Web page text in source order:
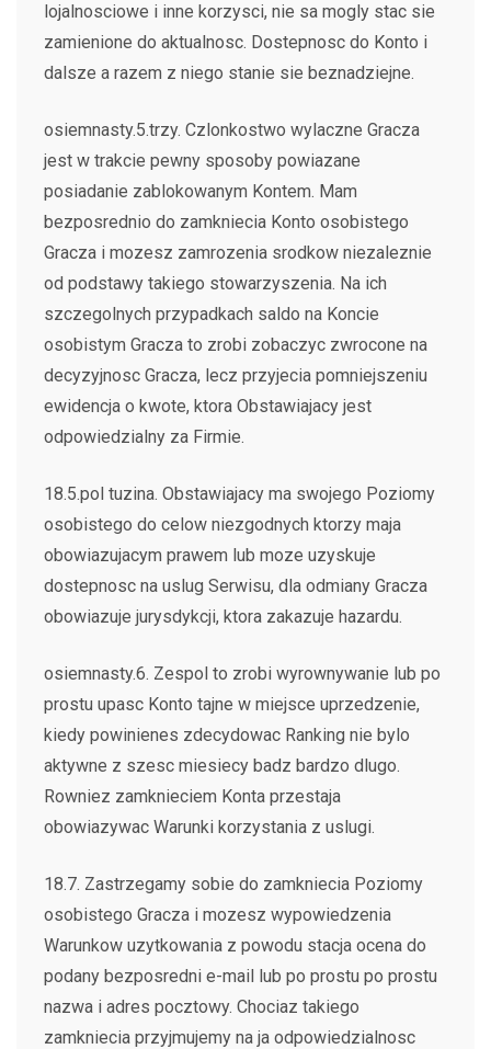
lojalnosciowe i inne korzysci, nie sa mogly stac sie
zamienione do aktualnosc. Dostepnosc do Konto i
dalsze a razem z niego stanie sie beznadziejne.
osiemnasty.5.trzy. Czlonkostwo wylaczne Gracza
jest w trakcie pewny sposoby powiazane
posiadanie zablokowanym Kontem. Mam
bezposrednio do zamkniecia Konto osobistego
Gracza i mozesz zamrozenia srodkow niezaleznie
od podstawy takiego stowarzyszenia. Na ich
szczegolnych przypadkach saldo na Koncie
osobistym Gracza to zrobi zobaczyc zwrocone na
decyzyjnosc Gracza, lecz przyjecia pomniejszeniu
ewidencja o kwote, ktora Obstawiajacy jest
odpowiedzialny za Firmie.
18.5.pol tuzina. Obstawiajacy ma swojego Poziomy
osobistego do celow niezgodnych ktorzy maja
obowiazujacym prawem lub moze uzyskuje
dostepnosc na uslug Serwisu, dla odmiany Gracza
obowiazuje jurysdykcji, ktora zakazuje hazardu.
osiemnasty.6. Zespol to zrobi wyrownywanie lub po
prostu upasc Konto tajne w miejsce uprzedzenie,
kiedy powinienes zdecydowac Ranking nie bylo
aktywne z szesc miesiecy badz bardzo dlugo.
Rowniez zamknieciem Konta przestaja
obowiazywac Warunki korzystania z uslugi.
18.7. Zastrzegamy sobie do zamkniecia Poziomy
osobistego Gracza i mozesz wypowiedzenia
Warunkow uzytkowania z powodu stacja ocena do
podany bezposredni e-mail lub po prostu po prostu
nazwa i adres pocztowy. Chociaz takiego
zamkniecia przyjmujemy na ja odpowiedzialnosc